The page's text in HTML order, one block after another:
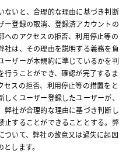
ないと、合理的な理由に基づき判断
ー登録の取消、登録済アカウントの
のアクセスの拒否、利用停止等の
は、その理由を説明する義務を負
ーザーが本規約に準じているかを判
うことができ、確認が完了するま
スの拒否、利用停止等の措置をと
くユーザー登録したユーザーが、
弊社が合理的な理由に基づき判断し
止することができることとする。弊
いて、弊社の故意又は過失に起因
します。